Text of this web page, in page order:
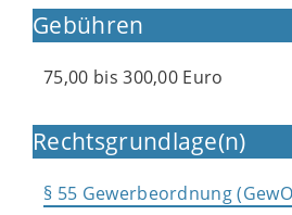
Gebühren
75,00 bis 300,00 Euro
Rechtsgrundlage(n)
§ 55 Gewerbeordnung